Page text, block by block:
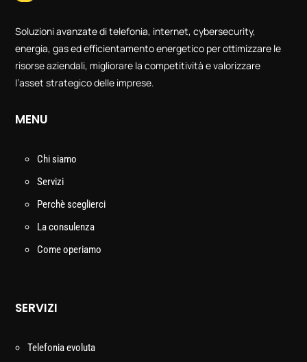
Soluzioni avanzate di telefonia, internet, cybersecurity,
energia, gas ed efficientamento energetico per ottimizzare le
risorse aziendali, migliorare la competitività e valorizzare
l’asset strategico delle imprese.
MENU
Chi siamo
Servizi
Perchè sceglierci
La consulenza
Come operiamo
SERVIZI
Telefonia evoluta